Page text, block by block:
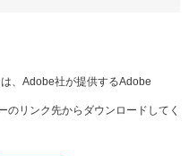
、Adobe社が提供するAdobe
リンク先からダウンロードしてく